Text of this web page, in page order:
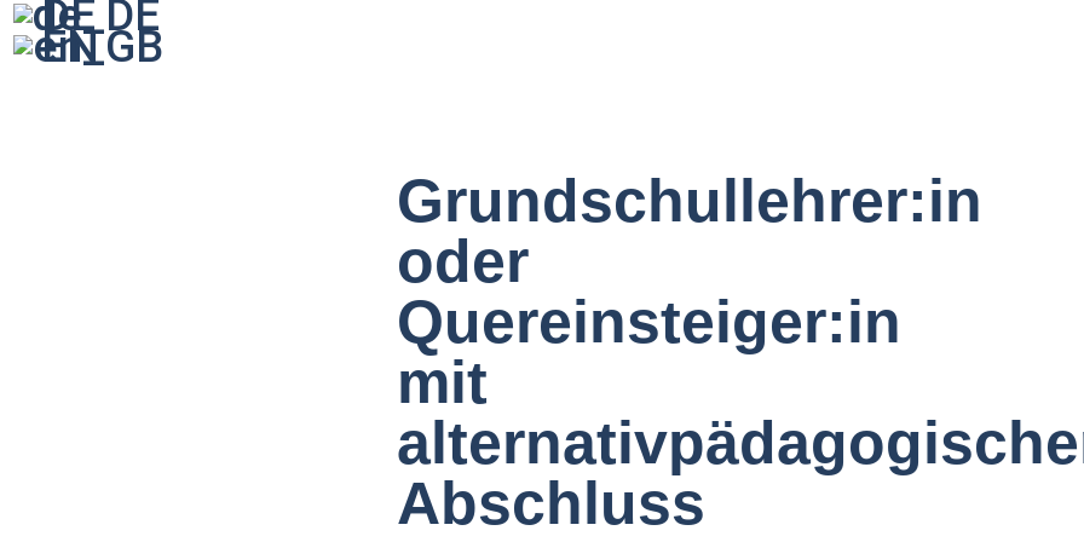
DE
EN
Grundschullehrer:in
oder
Quereinsteiger:in
mit
Abschluss